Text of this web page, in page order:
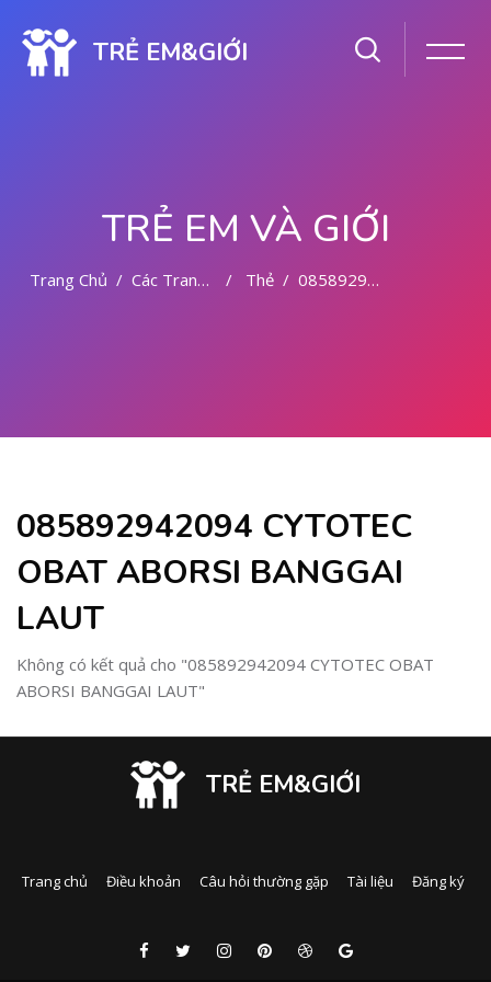
TRẺ EM&GIỚI
TRẺ EM VÀ GIỚI
Trang Chủ Các Trang Của Hệ Thống Thẻ 085892942094 CYTOTEC OBAT ABORSI BANGGAI LAUT
085892942094 CYTOTEC
OBAT ABORSI BANGGAI
LAUT
Không có kết quả cho "085892942094 CYTOTEC OBAT
ABORSI BANGGAI LAUT"
TRẺ EM&GIỚI
Trang chủ Điều khoản Câu hỏi thường gặp Tài liệu Đăng ký